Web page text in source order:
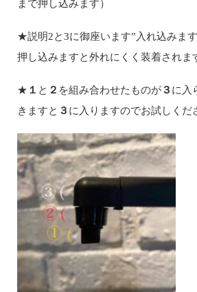
まで押し込みます）
★説明2と3に御座います”入れ込みま
押し込みますと外れにくく装着されま
★ １ と ２ を組み合わせたものが３ に入
きますと ３ に入りますのでお試しくだ